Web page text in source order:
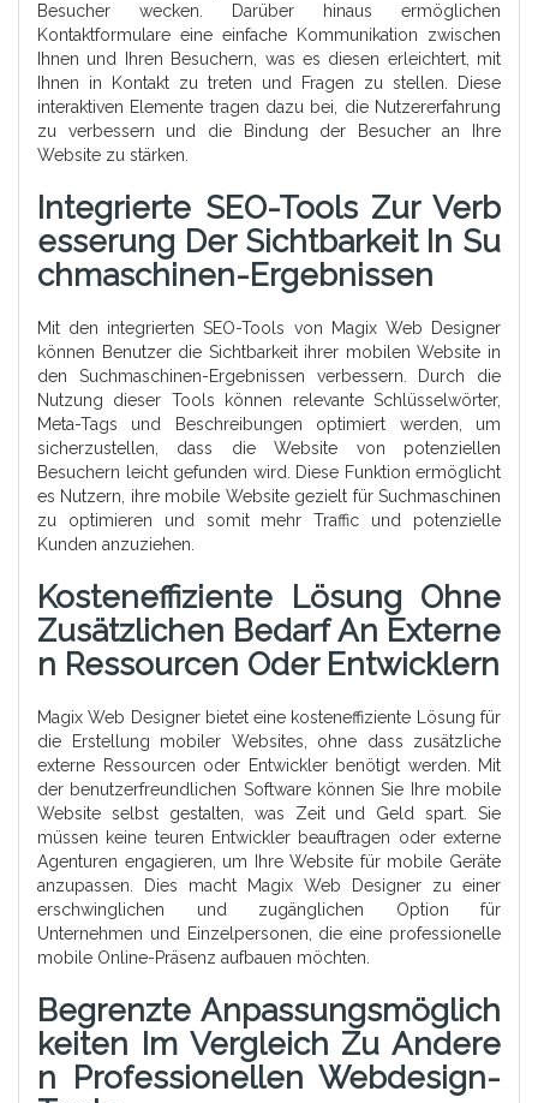
Besucher wecken. Darüber hinaus ermöglichen
Kontaktformulare eine einfache Kommunikation zwischen
Ihnen und Ihren Besuchern, was es diesen erleichtert, mit
Ihnen in Kontakt zu treten und Fragen zu stellen. Diese
interaktiven Elemente tragen dazu bei, die Nutzererfahrung
zu verbessern und die Bindung der Besucher an Ihre
Website zu stärken.
Integrierte SEO-Tools Zur Verb
Esserung Der Sichtbarkeit In Su
Chmaschinen-Ergebnissen
Mit den integrierten SEO-Tools von Magix Web Designer
können Benutzer die Sichtbarkeit ihrer mobilen Website in
den Suchmaschinen-Ergebnissen verbessern. Durch die
Nutzung dieser Tools können relevante Schlüsselwörter,
Meta-Tags und Beschreibungen optimiert werden, um
sicherzustellen, dass die Website von potenziellen
Besuchern leicht gefunden wird. Diese Funktion ermöglicht
es Nutzern, ihre mobile Website gezielt für Suchmaschinen
zu optimieren und somit mehr Traffic und potenzielle
Kunden anzuziehen.
Kosteneffiziente Lösung Ohne
Zusätzlichen Bedarf An Externe
N Ressourcen Oder Entwicklern
Magix Web Designer bietet eine kosteneffiziente Lösung für
die Erstellung mobiler Websites, ohne dass zusätzliche
externe Ressourcen oder Entwickler benötigt werden. Mit
der benutzerfreundlichen Software können Sie Ihre mobile
Website selbst gestalten, was Zeit und Geld spart. Sie
müssen keine teuren Entwickler beauftragen oder externe
Agenturen engagieren, um Ihre Website für mobile Geräte
anzupassen. Dies macht Magix Web Designer zu einer
erschwinglichen und zugänglichen Option für
Unternehmen und Einzelpersonen, die eine professionelle
mobile Online-Präsenz aufbauen möchten.
Begrenzte Anpassungsmöglich
Keiten Im Vergleich Zu Andere
N Professionellen Webdesign-